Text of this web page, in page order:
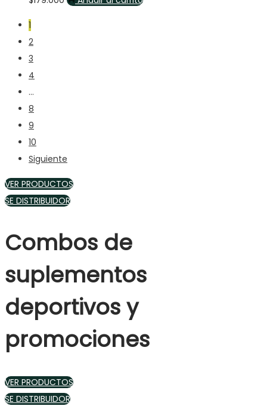
1
2
3
4
…
8
9
10
Siguiente
VER PRODUCTOS
SE DISTRIBUIDOR
Combos de
suplementos
deportivos y
promociones
VER PRODUCTOS
SE DISTRIBUIDOR